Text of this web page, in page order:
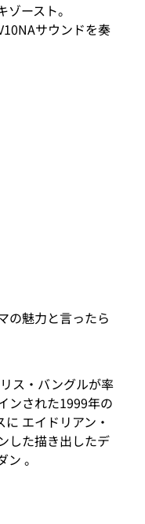
ースト。
サウンドを奏
の魅力と言ったら
ス・バングルが率
ンされた1999年の
エイドリアン・
した描き出したデ
。